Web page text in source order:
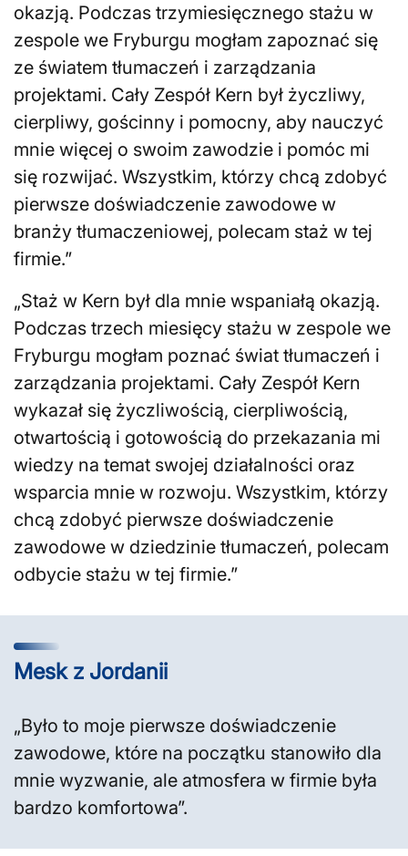
okazją. Podczas trzymiesięcznego stażu w
zespole we Fryburgu mogłam zapoznać się
ze światem tłumaczeń i zarządzania
projektami. Cały Zespół Kern był życzliwy,
cierpliwy, gościnny i pomocny, aby nauczyć
mnie więcej o swoim zawodzie i pomóc mi
się rozwijać. Wszystkim, którzy chcą zdobyć
pierwsze doświadczenie zawodowe w
branży tłumaczeniowej, polecam staż w tej
firmie.”
„Staż w Kern był dla mnie wspaniałą okazją.
Podczas trzech miesięcy stażu w zespole we
Fryburgu mogłam poznać świat tłumaczeń i
zarządzania projektami. Cały Zespół Kern
wykazał się życzliwością, cierpliwością,
otwartością i gotowością do przekazania mi
wiedzy na temat swojej działalności oraz
wsparcia mnie w rozwoju. Wszystkim, którzy
chcą zdobyć pierwsze doświadczenie
zawodowe w dziedzinie tłumaczeń, polecam
odbycie stażu w tej firmie.”
Mesk z Jordanii
„Było to moje pierwsze doświadczenie
zawodowe, które na początku stanowiło dla
mnie wyzwanie, ale atmosfera w firmie była
bardzo komfortowa”.